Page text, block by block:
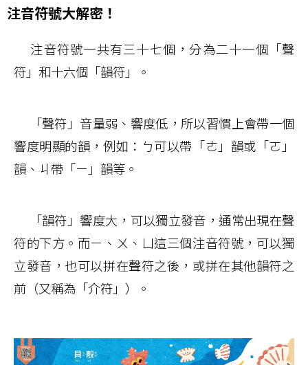
注音符號大解密！
注音符號一共有三十七個，分為二十一個「聲
符」和十六個「韻符」。
「聲符」音量弱、響度低，所以習慣上會帶一個
響度明顯的韻，例如：ㄅ可以帶「ㄜ」韻或「ㄛ」
韻、ㄐ帶「ㄧ」韻等。
「韻符」響度大，可以獨立發音，通常出現在聲
符的下方。而ㄧ、ㄨ、ㄩ這三個注音符號，可以獨
立發音，也可以拼在聲符之後，或拼在其他韻符之
前（又稱為「介符」）。